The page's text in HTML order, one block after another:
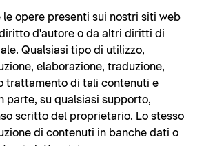
opere presenti sui nostri siti web
d'autore o da altri diritti di
Qualsiasi tipo di utilizzo,
elaborazione, traduzione,
trattamento di tali contenuti e
parte, su qualsiasi supporto,
scritto del proprietario. Lo stesso
di contenuti in banche dati o